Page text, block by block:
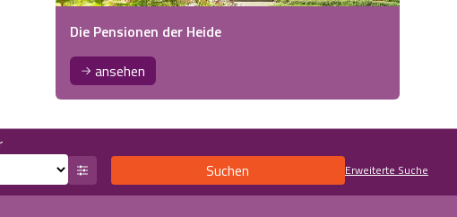
Die Pensionen der Heide
ansehen
Suchen
Erweiterte Suche